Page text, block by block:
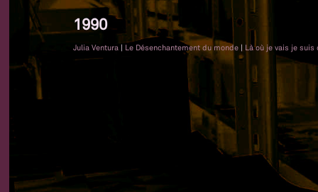
1990
Julia Ventura | Le Désenchantement du monde | Là où je vais je suis